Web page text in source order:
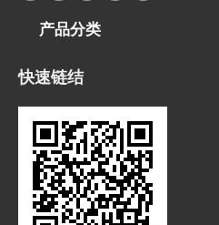
产品分类
快速链结